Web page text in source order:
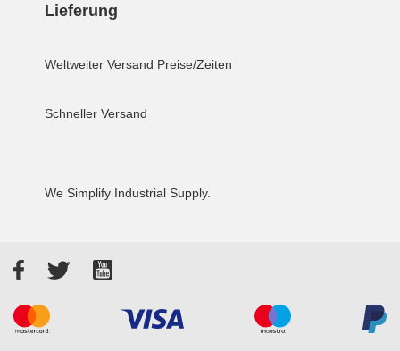
Lieferung
Weltweiter Versand Preise/Zeiten
Schneller Versand
We Simplify Industrial Supply.
FacebookTwitterYouTube